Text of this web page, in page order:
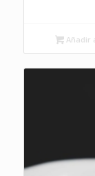
Añadir